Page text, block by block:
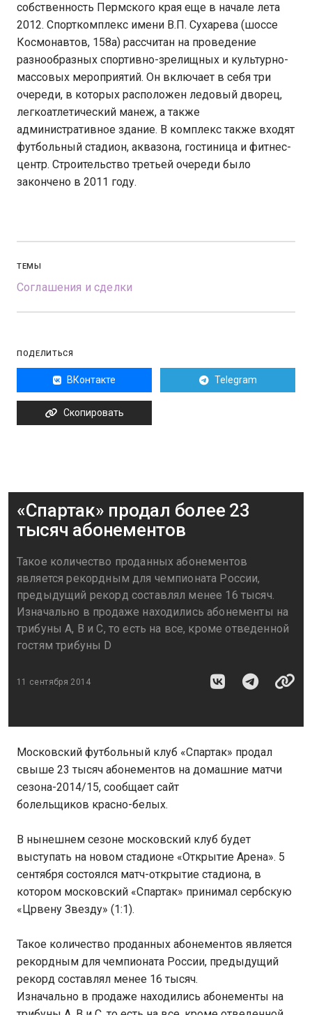
собственность Пермского края еще в начале лета
2012. Спорткомплекс имени В.П. Сухарева (шоссе
Космонавтов, 158а) рассчитан на проведение
разнообразных спортивно-зрелищных и культурно-
массовых мероприятий. Он включает в себя три
очереди, в которых расположен ледовый дворец,
легкоатлетический манеж, а также
административное здание. В комплекс также входят
футбольный стадион, аквазона, гостиница и фитнес-
центр. Строительство третьей очереди было
закончено в 2011 году.
ТЕМЫ
Соглашения и сделки
ПОДЕЛИТЬСЯ
ВКонтакте Telegram
Скопировать
«Спартак» продал более 23
тысяч абонементов
Такое количество проданных абонементов
является рекордным для чемпионата России,
предыдущий рекорд составлял менее 16 тысяч.
Изначально в продаже находились абонементы на
трибуны A, B и С, то есть на все, кроме отведенной
гостям трибуны D
11 сентября 2014
Московский футбольный клуб «Спартак» продал
свыше 23 тысяч абонементов на домашние матчи
сезона-2014/15, сообщает сайт
болельщиков красно-белых.
В нынешнем сезоне московский клуб будет
выступать на новом стадионе «Открытие Арена». 5
сентября состоялся матч-открытие стадиона, в
котором московский «Спартак» принимал сербскую
«Црвену Звезду» (1:1).
Такое количество проданных абонементов является
рекордным для чемпионата России, предыдущий
рекорд составлял менее 16 тысяч.
Изначально в продаже находились абонементы на